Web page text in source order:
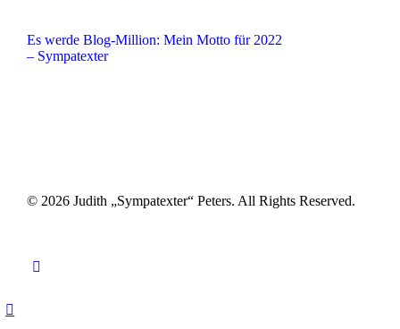
Es werde Blog-Million: Mein Motto für 2022
– Sympatexter
© 2026 Judith „Sympatexter“ Peters. All Rights Reserved.